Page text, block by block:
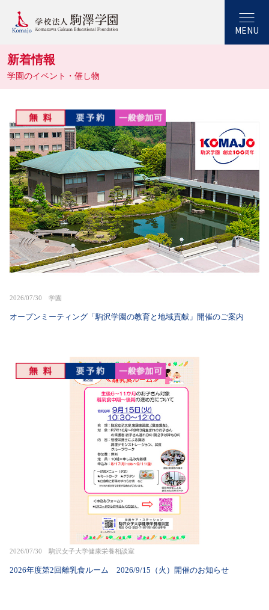
MENU
新着情報
学園のイベント・催し物
2026/07/30 学園
オープンミーティング「駒沢学園の教育と地域貢献」開催のご案内
2026/07/30 駒沢女子大学健康栄養相談室
2026年度第2回離乳食ルーム 2026/9/15（火）開催のお知らせ